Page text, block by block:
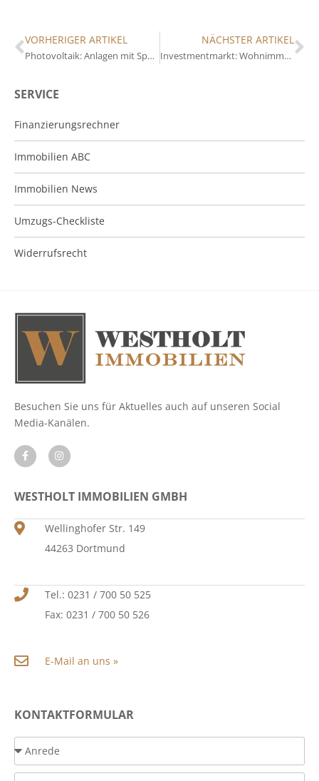
SERVICE
Finanzierungsrechner
Immobilien ABC
Immobilien News
Umzugs-Checkliste
Widerrufsrecht
VORHERIGER ARTIKEL
Photovoltaik: Anlagen mit Speicher
NÄCHSTER ARTIKEL
Investmentmarkt: Wohnimmobilien sind gefragt
Besuchen Sie uns für Aktuelles auch auf unseren Social
Media-Kanälen.
WESTHOLT IMMOBILIEN GMBH
Wellinghofer Str. 149
44263 Dortmund
Tel.: 0231 / 700 50 525
Fax: 0231 / 700 50 526
E-Mail an uns »
KONTAKTFORMULAR